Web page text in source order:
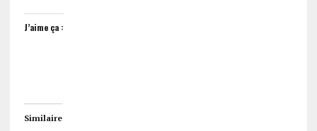
J’aime ça :
Similaire